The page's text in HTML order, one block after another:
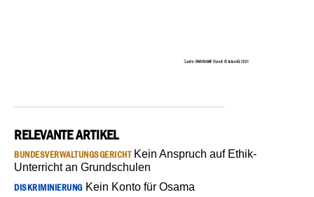
RELEVANTE ARTIKEL
BUNDESVERWALTUNGSGERICHTKein Anspruch auf Ethik-
Unterricht an Grundschulen
DISKRIMINIERUNGKein Konto für Osama